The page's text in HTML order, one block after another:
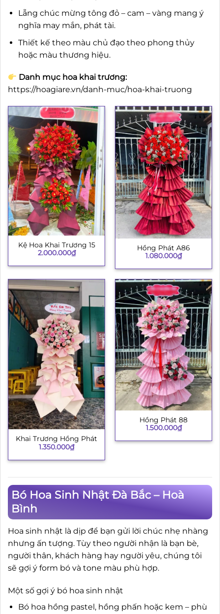
Lẵng chúc mừng tông đỏ – cam – vàng mang ý
nghĩa may mắn, phát tài.
Thiết kế theo màu chủ đạo theo phong thủy
hoặc màu thương hiệu.
Danh mục hoa khai trương:
https://hoagiare.vn/danh-muc/hoa-khai-truong
Kệ Hoa Khai Trương 15
2.000.000₫
Hồng Phát A86
1.080.000₫
Khai Trương Hồng Phát
1.350.000₫
Hồng Phát 88
1.500.000₫
Bó Hoa Sinh Nhật Đà Bắc – Hoà
Bình
Hoa sinh nhật là dịp để bạn gửi lời chúc nhẹ nhàng
nhưng ấn tượng. Tùy theo người nhận là bạn bè,
người thân, khách hàng hay người yêu, chúng tôi
sẽ gợi ý form bó và tone màu phù hợp.
Một số gợi ý bó hoa sinh nhật
Bó hoa hồng pastel, hồng phấn hoặc kem – phù